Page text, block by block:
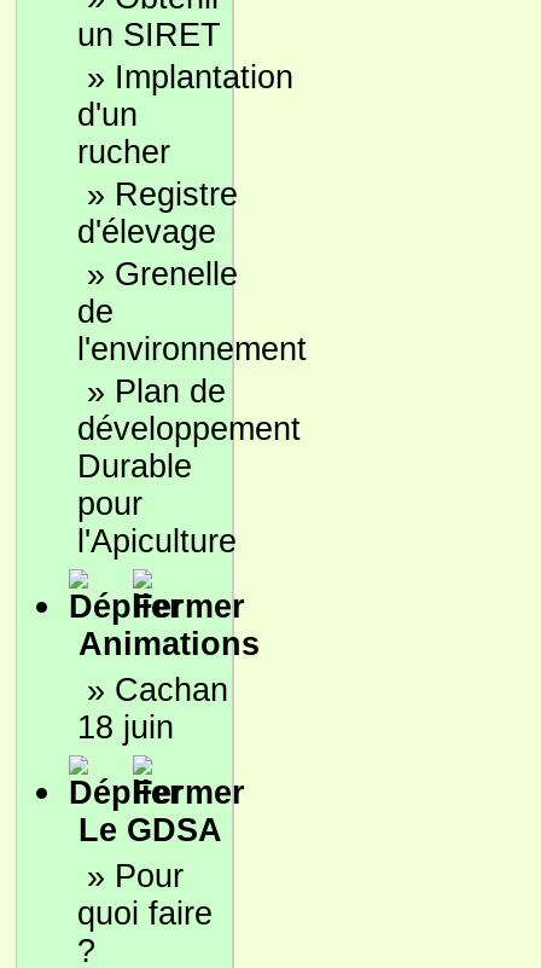
un SIRET
» Implantation
d'un
rucher
» Registre
d'élevage
» Grenelle
de
l'environnement
» Plan de
développement
Durable
pour
l'Apiculture
Animations
» Cachan
18 juin
Le GDSA
» Pour
quoi faire
?